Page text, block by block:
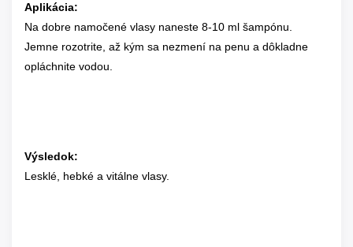
Aplikácia:
Na dobre namočené vlasy naneste 8-10 ml šampónu.
Jemne rozotrite, až kým sa nezmení na penu a dôkladne
opláchnite vodou.
Výsledok:
Lesklé, hebké a vitálne vlasy.